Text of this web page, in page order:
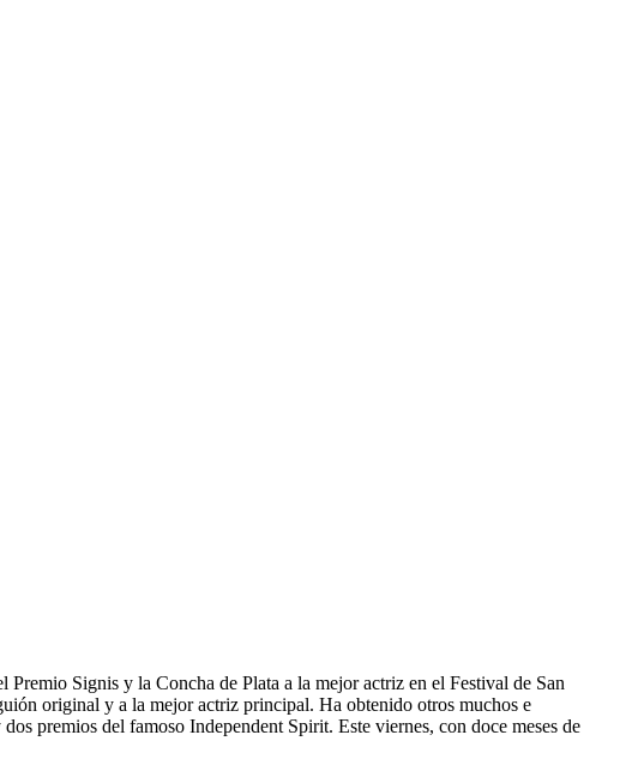
Premio Signis y la Concha de Plata a la mejor actriz en el Festival de San
original y a la mejor actriz principal. Ha obtenido otros muchos e
premios del famoso Independent Spirit. Este viernes, con doce meses de